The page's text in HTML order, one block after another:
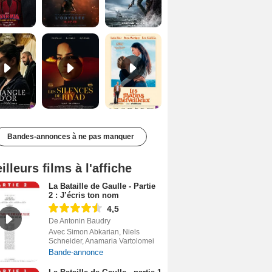
Les Silences de Riyad Bande-annonce VO STFR Les Matins merveilleux Bande-annonce VF
Bandes-annonces à ne pas manquer
films à l'affiche
La Bataille de Gaulle - Partie
2 : J’écris ton nom
4,5
De Antonin Baudry
Avec Simon Abkarian, Niels
Schneider, Anamaria Vartolomei
Bande-annonce